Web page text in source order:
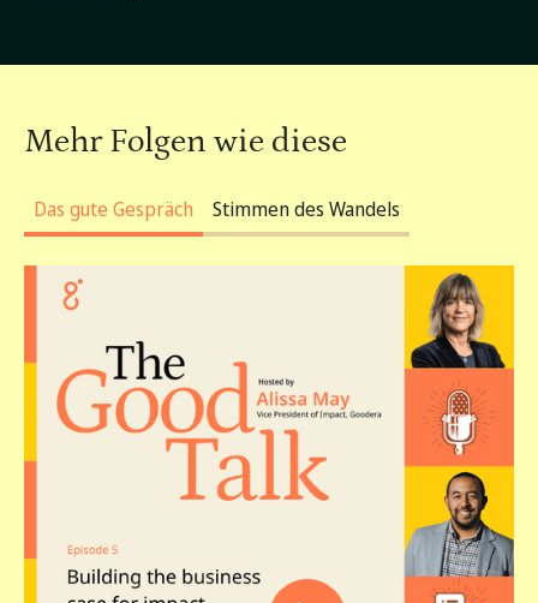
Mehr Folgen wie diese
Das gute Gespräch Stimmen des Wandels